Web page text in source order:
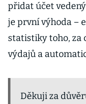
přidat účet
je první výhoda –
statistiky toho, za
výdajů a
Děkuji za